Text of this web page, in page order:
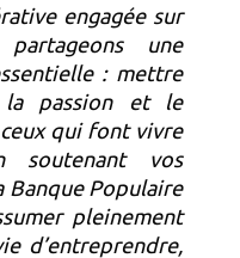
engagée sur
une
: mettre
passion et le
qui font vivre
soutenant vos
Banque Populaire
pleinement
d’entreprendre,